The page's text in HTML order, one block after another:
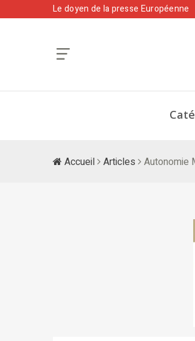
Le doyen de la presse Européenne
Accueil Articles Autonomie